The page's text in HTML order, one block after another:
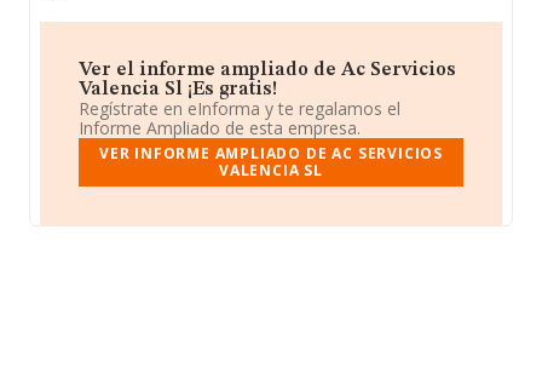
Ver el informe ampliado de Ac Servicios
Valencia Sl ¡Es gratis!
Regístrate en eInforma y te regalamos el
Informe Ampliado de esta empresa.
VER INFORME AMPLIADO DE AC SERVICIOS
VALENCIA SL